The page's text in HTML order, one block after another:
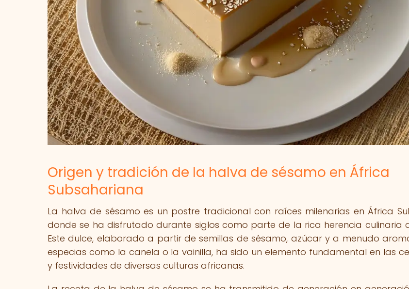
Origen y tradición de la halva de sésamo en África
Subsahariana
La halva de sésamo es un postre tradicional con raíces milenarias en África
donde se ha disfrutado durante siglos como parte de la rica herencia culinaria
Este dulce, elaborado a partir de semillas de sésamo, azúcar y a menudo
especias como la canela o la vainilla, ha sido un elemento fundamental en las
y festividades de diversas culturas africanas.